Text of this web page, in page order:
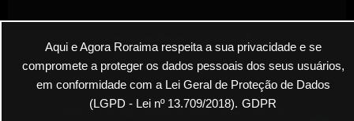
Aqui e Agora Roraima respeita a sua privacidade e se
compromete a proteger os dados pessoais dos seus usuários,
em conformidade com a Lei Geral de Proteção de Dados
(LGPD - Lei nº 13.709/2018). GDPR
Roraima Aqui Agora Todos os Direitos Reservados 2025